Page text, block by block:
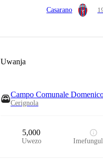
Casarano
Uwanja
Campo Comunale
Cerignola
5,000
Uwezo